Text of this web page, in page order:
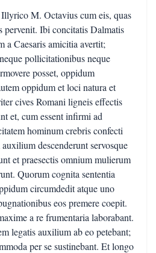
M. Octavius cum eis, quas
pervenit. Ibi concitatis Dalmatis
a Caesaris amicitia avertit;
pollicitationibus neque
posset, oppidum
oppidum et loci natura et
cives Romani ligneis effectis
et, cum essent infirmi ad
hominum crebris confecti
descenderunt servosque
et praesectis omnium mulierum
Quorum cognita sententia
circumdedit atque uno
eos premere coepit.
a re frumentaria laborabant.
legatis auxilium ab eo petebant;
per se sustinebant. Et longo